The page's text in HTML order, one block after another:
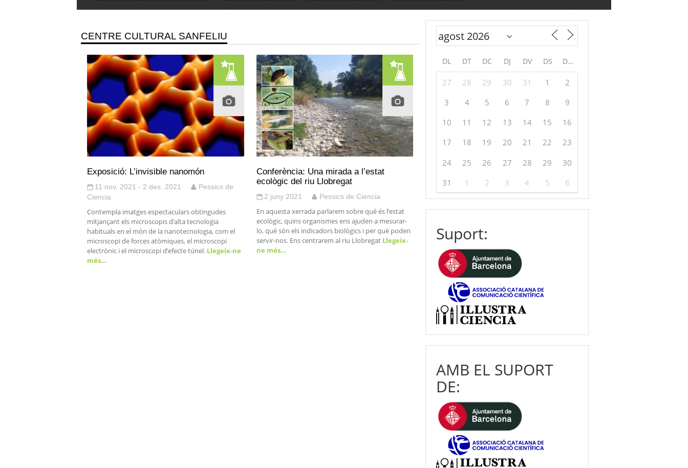
CENTRE CULTURAL SANFELIU
Exposició: L’invisible nanomón
11 nov. 2021 - 2 des. 2021
Pessics de
Ciencia
Contempla imatges espectaculars obtingudes
mitjançant els microscopis d’alta tecnologia
habituals en el món de la nanotecnologia, com el
microscopi de forces atòmiques, el microscopi
electrònic i el microscopi d’efecte túnel. Llegeix-ne
més…
Conferència: Una mirada a l’estat
ecològic del riu Llobregat
2 juny 2021 Pessics de Ciencia
En aquesta xerrada parlarem sobre què és l’estat
ecològic, quins organismes ens ajuden a mesurar-
lo, què són els indicadors biològics i per què poden
servir-nos. Ens centrarem al riu LlobregatLlegeix-
ne més…
DL DT DC DJ DV DS DG
27 28 29 30 31 1
2
3
4 5 6 7 8
9
10
11 12 13 14 15
16
17
18 19 20 21 22
23
24
25 26 27 28 29
30
31
1 2 3 4 5 6
Suport:
AMB EL SUPORT
DE: